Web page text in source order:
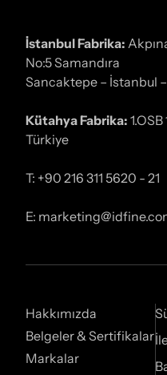
İstanbul Fabrika:
No:5 Samandıra
Sancaktepe – İstanbul
Kütahya Fabrika:
Türkiye
T: +90 216 311 5620 - 21
E:
Hakkımızda
Belgeler & Sertifikalar
Markalar